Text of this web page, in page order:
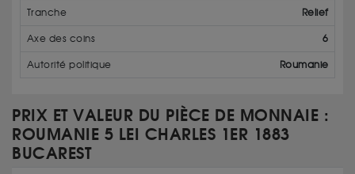
Tranche Relief
Axe des coins 6
Autorité politique Roumanie
PRIX ET VALEUR DU PIÈCE DE MONNAIE :
ROUMANIE 5 LEI CHARLES 1ER 1883
BUCAREST